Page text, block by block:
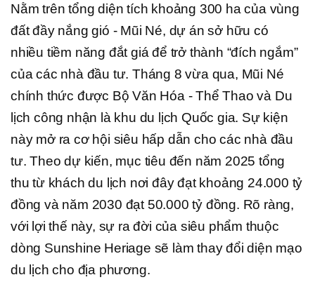
Nằm trên tổng diện tích khoảng 300 ha của vùng
đất đầy nắng gió - Mũi Né, dự án sở hữu có
nhiều tiềm năng đắt giá để trở thành “đích ngắm”
của các nhà đầu tư. Tháng 8 vừa qua, Mũi Né
chính thức được Bộ Văn Hóa - Thể Thao và Du
lịch công nhận là khu du lịch Quốc gia. Sự kiện
này mở ra cơ hội siêu hấp dẫn cho các nhà đầu
tư. Theo dự kiến, mục tiêu đến năm 2025 tổng
thu từ khách du lịch nơi đây đạt khoảng 24.000 tỷ
đồng và năm 2030 đạt 50.000 tỷ đồng. Rõ ràng,
với lợi thế này, sự ra đời của siêu phẩm thuộc
dòng Sunshine Heriage sẽ làm thay đổi diện mạo
du lịch cho địa phương.